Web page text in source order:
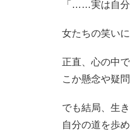
「……実は自分
女たちの笑い
正直、心の中
こか懸念や疑
でも結局、生
自分の道を歩